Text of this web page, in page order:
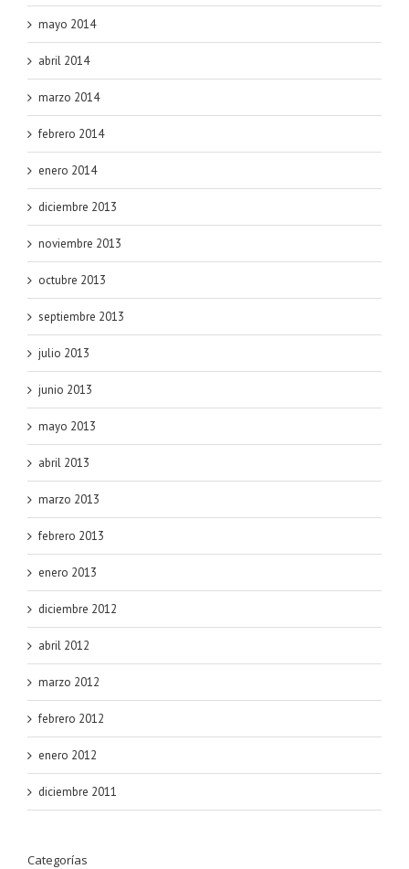
mayo 2014
abril 2014
marzo 2014
febrero 2014
enero 2014
diciembre 2013
noviembre 2013
octubre 2013
septiembre 2013
julio 2013
junio 2013
mayo 2013
abril 2013
marzo 2013
febrero 2013
enero 2013
diciembre 2012
abril 2012
marzo 2012
febrero 2012
enero 2012
diciembre 2011
Categorías